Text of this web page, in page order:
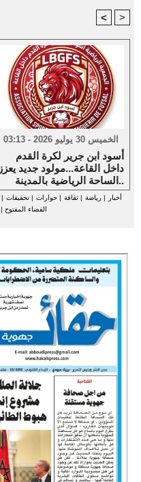
< >
الخميس 30 يوليو 2026 - 03:13
أسود ابن جرير لكرة القدم
داخل القاعة...مولود جديد يعزز
الساحة الرياضية بالمدينة..
أخبار |رياضة |ثقافة |حوارات |تحقيقات |
الفضاء المفتوح |